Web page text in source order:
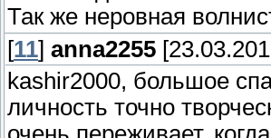
Так же неровная
[11] anna2255
kashir2000, большое
личность точно